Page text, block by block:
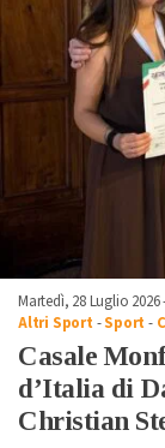
Martedì, 28 Luglio 2026
Altri Sport -Sport -
Casale
d’Italia di
Christian